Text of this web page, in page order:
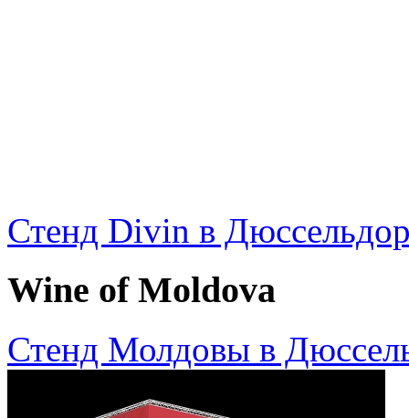
Стенд Divin в
Wine of Moldova
Стенд Молдовы в